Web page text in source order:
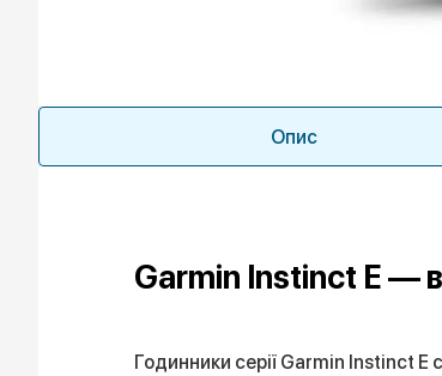
Опис
Garmin Instinct E —
Годинники серії Garmin Instinct E